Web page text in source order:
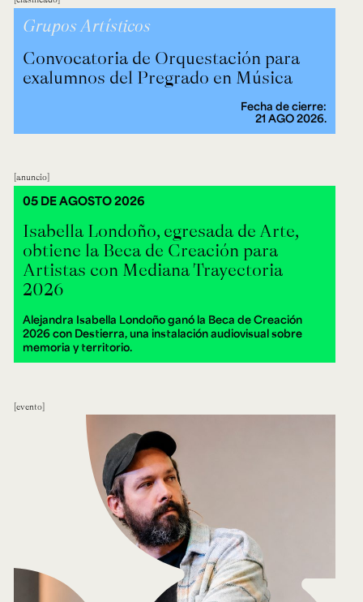
Grupos Artísticos
Convocatoria de Orquestación para
exalumnos del Pregrado en Música
Fecha de cierre:
21 AGO 2026.
anuncio
Isabella Londoño, egresada de Arte,
obtiene la Beca de Creación para
Artistas con Mediana Trayectoria
2026
Alejandra Isabella Londoño ganó la Beca de Creación
2026 con Destierra, una instalación audiovisual sobre
memoria y territorio.
05 DE AGOSTO 2026
evento